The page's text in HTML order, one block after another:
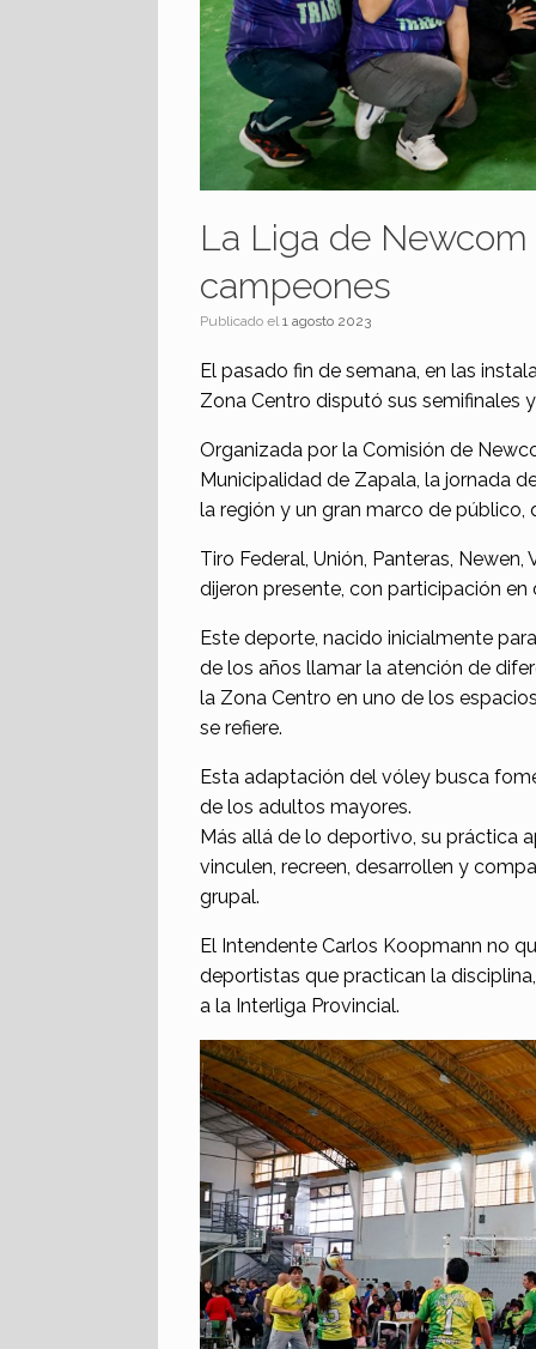
La Liga de
campeones
Publicado el1 agosto 2023
El pasado fin de semana, en las
Zona Centro disputó sus semifinales
Organizada por la Comisión de
Municipalidad de Zapala, la jornada
la región y un gran marco de público,
Tiro Federal, Unión, Panteras,
dijeron presente, con participación en
Este deporte, nacido inicialmente
de los años llamar la atención de
la Zona Centro en uno de los
se refiere.
Esta adaptación del vóley busca
de los adultos mayores.
Más allá de lo deportivo, su práctica
vinculen, recreen, desarrollen y
grupal.
El Intendente Carlos Koopmann no
deportistas que practican la
a la Interliga Provincial.